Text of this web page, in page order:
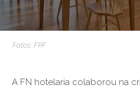
Fotos: FPF
A FN hotelaria colaborou na